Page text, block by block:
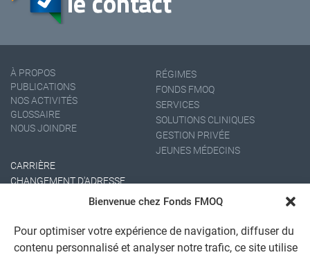
Bienvenue chez Fonds FMOQ
Pour optimiser votre expérience de navigation, diffuser du
contenu personnalisé et analyser notre trafic, ce site utilise
À PROPOS
PUBLICATIONS
NOS ACTIVITÉS
GLOSSAIRE
NOUS JOINDRE
RÉGIMES
FONDS FMOQ
SERVICES
SOLUTIONS CLINIQUES
GESTION PRIVÉE
JEUNES MÉDECINS
CARRIÈRE
CHANGEMENT D'ADRESSE